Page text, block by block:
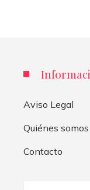
Aviso Legal
Quiénes somos
Contacto